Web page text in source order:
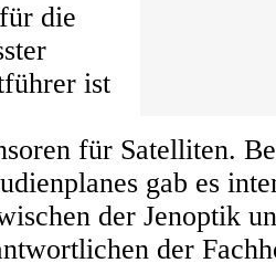
die
ist
für Satelliten.
gab es
der Jenoptik
der